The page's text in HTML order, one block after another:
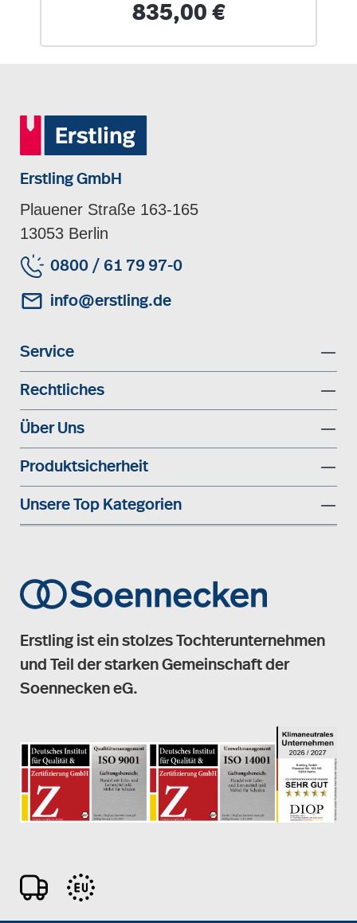
Regulärer Preis:
835,00 €
Erstling GmbH
Plauener Straße 163-165
13053 Berlin
0800 / 61 79 97-0
info@erstling.de
Service
Rechtliches
Über Uns
Produktsicherheit
Unsere Top Kategorien
Erstling ist ein stolzes Tochterunternehmen
und Teil der starken Gemeinschaft der
Soennecken eG.